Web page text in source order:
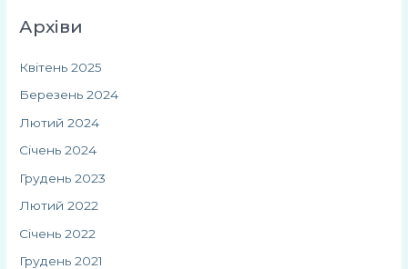
Архіви
Квітень 2025
Березень 2024
Лютий 2024
Січень 2024
Грудень 2023
Лютий 2022
Січень 2022
Грудень 2021